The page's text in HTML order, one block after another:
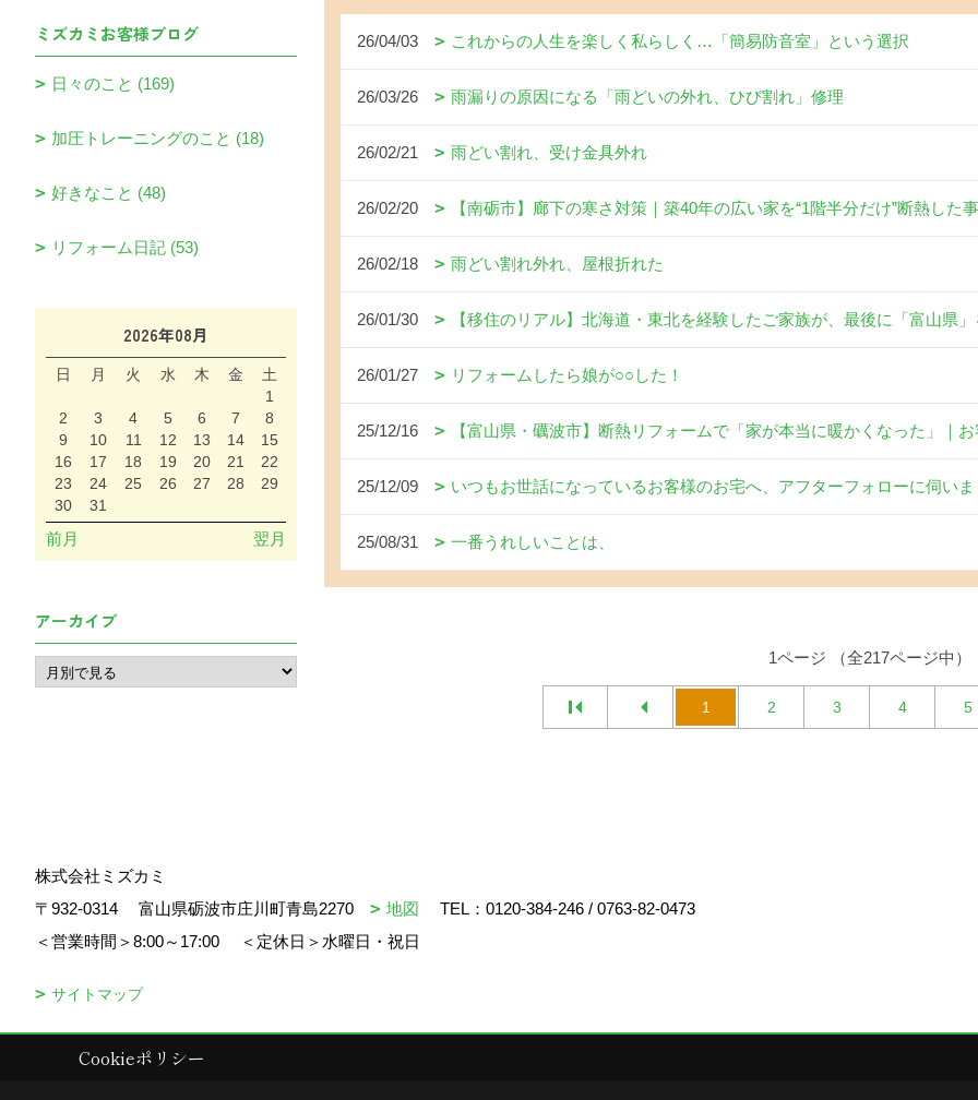
26/04/03 これからの人生を楽しく私らしく…「簡易防音室」という選択
26/03/26 雨漏りの原因になる「雨どいの外れ、ひび割れ」修理
26/02/21 雨どい割れ、受け金具外れ
26/02/20 【南砺市】廊下の寒さ対策｜築40年の広い家を“1階半分だけ”断熱した
26/02/18 雨どい割れ外れ、屋根折れた
26/01/30 【移住のリアル】北海道・東北を経験したご家族が、最後に「富山県
26/01/27 リフォームしたら娘が○○した！
25/12/16 【富山県・礪波市】断熱リフォームで「家が本当に暖かくなった」｜
25/12/09 いつもお世話になっているお客様のお宅へ、アフターフォローに伺い
25/08/31 一番うれしいことは、
1ページ （全217ページ中）
1 2 3 4 5
ミズカミお客様ブログ
日々のこと (169)
加圧トレーニングのこと (18)
好きなこと (48)
リフォーム日記 (53)
2026年08月
日 月 火 水 木 金
土
1
2
3 4 5 6 7
8
9
10 11 12 13 14
15
16
17 18 19 20 21
22
23
24 25 26 27 28
29
30
31
前月 翌月
アーカイブ
株式会社ミズカミ
〒932-0314
富山県砺波市庄川町青島2270 地図 TEL： 0120-384-246 / 0763-82-0473
＜営業時間＞8:00～17:00
＜定休日＞水曜日・祝日
サイトマップ
Copyright (c) mizukami. All Rights Reserved.
Cookieポリシー